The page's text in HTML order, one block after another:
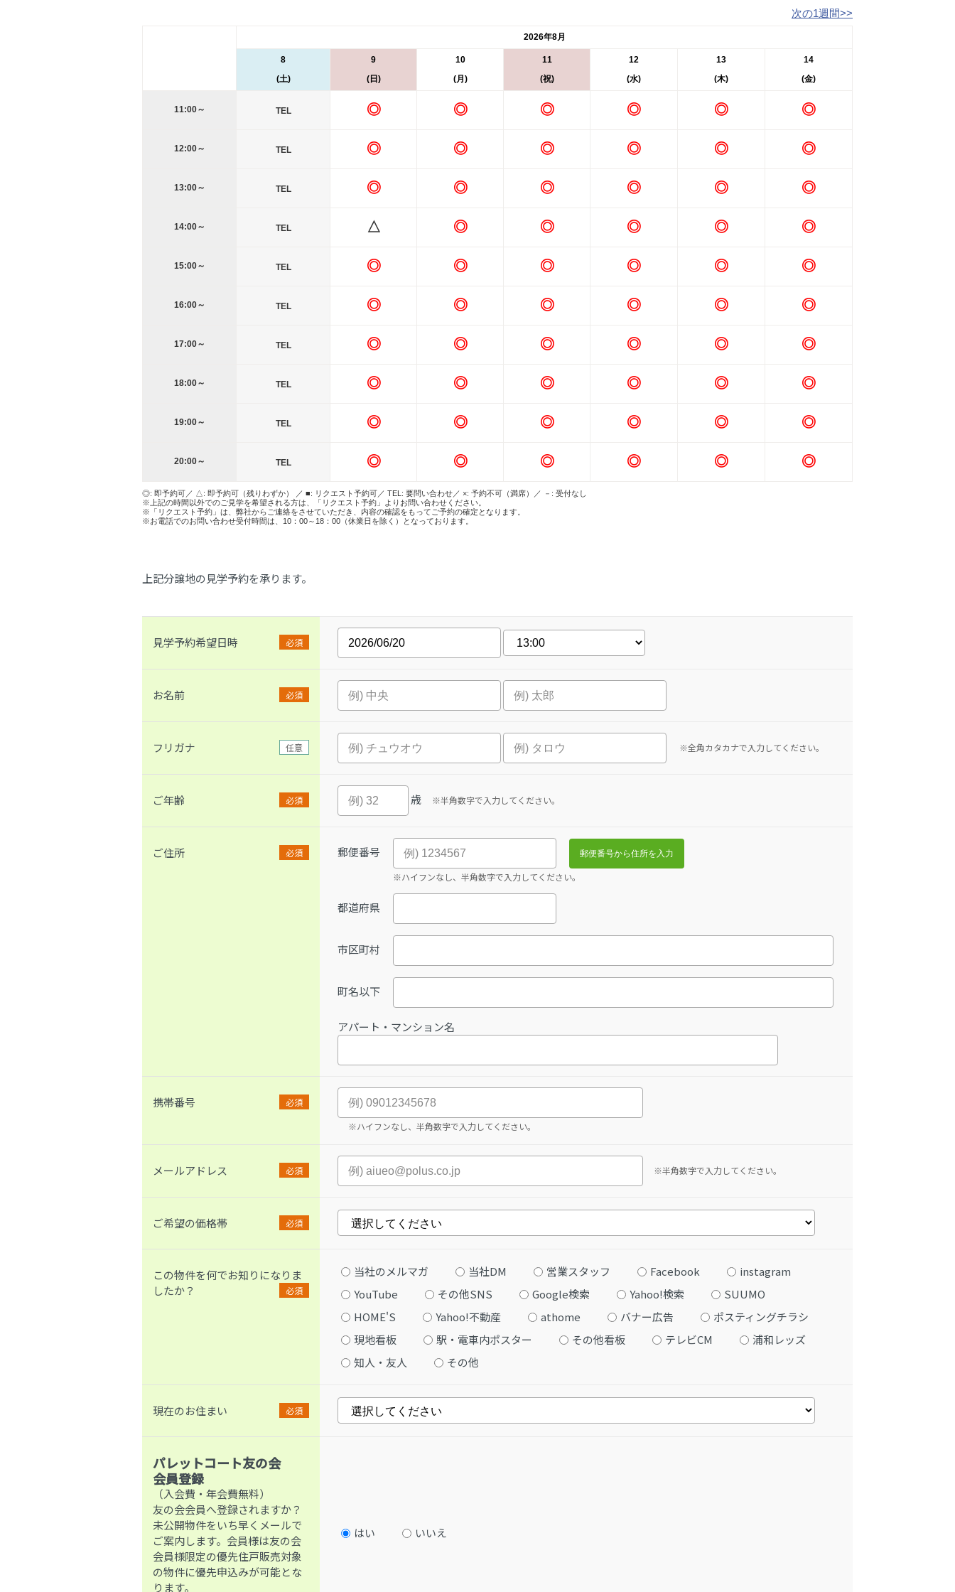
次の1週間>>
2026年8月
8
(土)
9
(日)
10
(月)
11
(祝)
12
(水)
13
(木)
14
(金)
11:00～ TEL ◎ ◎ ◎ ◎ ◎ ◎
12:00～ TEL ◎ ◎ ◎ ◎ ◎ ◎
13:00～ TEL ◎ ◎ ◎ ◎ ◎ ◎
14:00～ TEL △ ◎ ◎ ◎ ◎ ◎
15:00～ TEL ◎ ◎ ◎ ◎ ◎ ◎
16:00～ TEL ◎ ◎ ◎ ◎ ◎ ◎
17:00～ TEL ◎ ◎ ◎ ◎ ◎ ◎
18:00～ TEL ◎ ◎ ◎ ◎ ◎ ◎
19:00～ TEL ◎ ◎ ◎ ◎ ◎ ◎
20:00～ TEL ◎ ◎ ◎ ◎ ◎ ◎
◎: 即予約可／ △: 即予約可（残りわずか） ／ ■: リクエスト予約可／ TEL: 要問い合わせ／ ×: 予約不可（満席）／ －: 受付なし
※上記の時間以外でのご見学を希望される方は、「リクエスト予約」よりお問い合わせください。
※「リクエスト予約」は、弊社からご連絡をさせていただき、内容の確認をもってご予約の確定となります。
※お電話でのお問い合わせ受付時間は、10：00～18：00（休業日を除く）となっております。
上記分譲地の見学予約を承ります。
見学予約希望日時 必須
お名前 必須
フリガナ 任意 ※全角カタカナで入力してください。
ご年齢 必須 歳 ※半角数字で入力してください。
ご住所 必須 郵便番号
※ハイフンなし、半角数字で入力してください。
都道府県
市区町村
町名以下
アパート・マンション名
携帯番号
必須
※ハイフンなし、半角数字で入力してください。
メールアドレス 必須 ※半角数字で入力してください。
ご希望の価格帯 必須
この物件を何でお知りになりま
したか？
必須
当社のメルマガ 当社DM 営業スタッフ Facebook
instagram
YouTube
その他SNS Google検索 Yahoo!検索
SUUMO
HOME'S
Yahoo!不動産 athome バナー広告
ポスティングチラシ
現地看板
駅・電車内ポスター その他看板 テレビCM
浦和レッズ
知人・友人
その他
現在のお住まい 必須
パレットコート友の会
会員登録
（入会費・年会費無料）
友の会会員へ登録されますか？
未公開物件をいち早くメールで
ご案内します。会員様は友の会
会員様限定の優先住戸販売対象
の物件に優先申込みが可能とな
ります。
はい いいえ